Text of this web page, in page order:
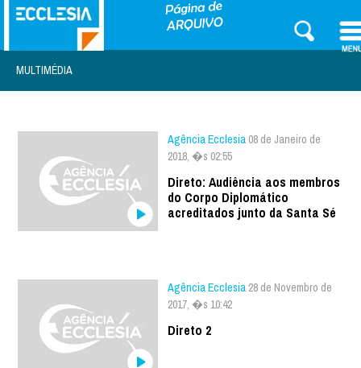
MULTIMÉDIA
Agência Ecclesia 08 de Janeiro de
2018, �s 02:55
Direto: Audiência aos membros
do Corpo Diplomático
acreditados junto da Santa Sé
Agência Ecclesia 28 de Novembro de
2017, �s 10:42
Direto 2